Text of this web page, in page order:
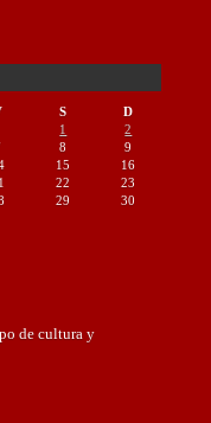
S
D
1
2
8
9
15
16
22
23
29
30
de cultura y